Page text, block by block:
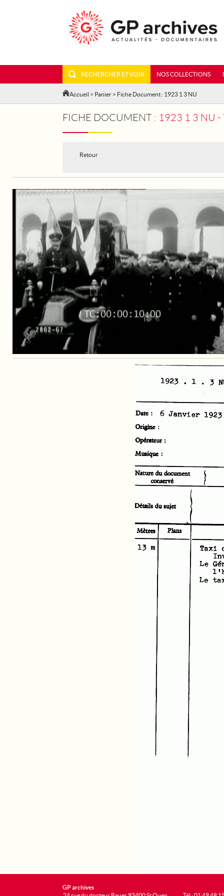
RECHERCHER ET VOIR NOS COLLECTIONS
Accueil > Panier > Fiche Document : 1923 1 3 NU
FICHE DOCUMENT : 1923 1 3 NU -
Retour
GP archives